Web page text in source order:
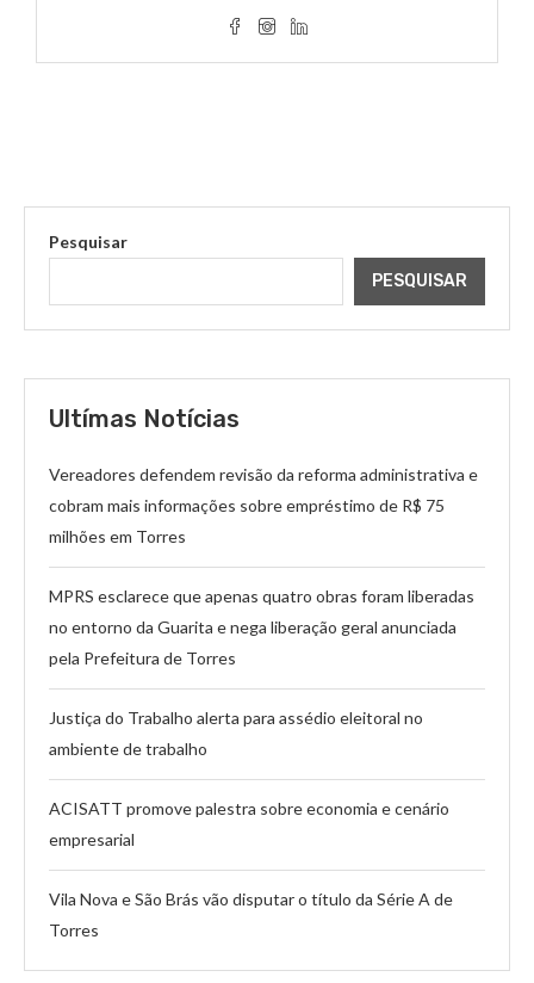
Pesquisar
PESQUISAR
Ultímas Notícias
Vereadores defendem revisão da reforma administrativa e
cobram mais informações sobre empréstimo de R$ 75
milhões em Torres
MPRS esclarece que apenas quatro obras foram liberadas
no entorno da Guarita e nega liberação geral anunciada
pela Prefeitura de Torres
Justiça do Trabalho alerta para assédio eleitoral no
ambiente de trabalho
ACISATT promove palestra sobre economia e cenário
empresarial
Vila Nova e São Brás vão disputar o título da Série A de
Torres